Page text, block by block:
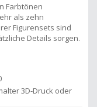
Farbtönen
als zehn
Figurensets sind
Details sorgen.
3D-Druck oder